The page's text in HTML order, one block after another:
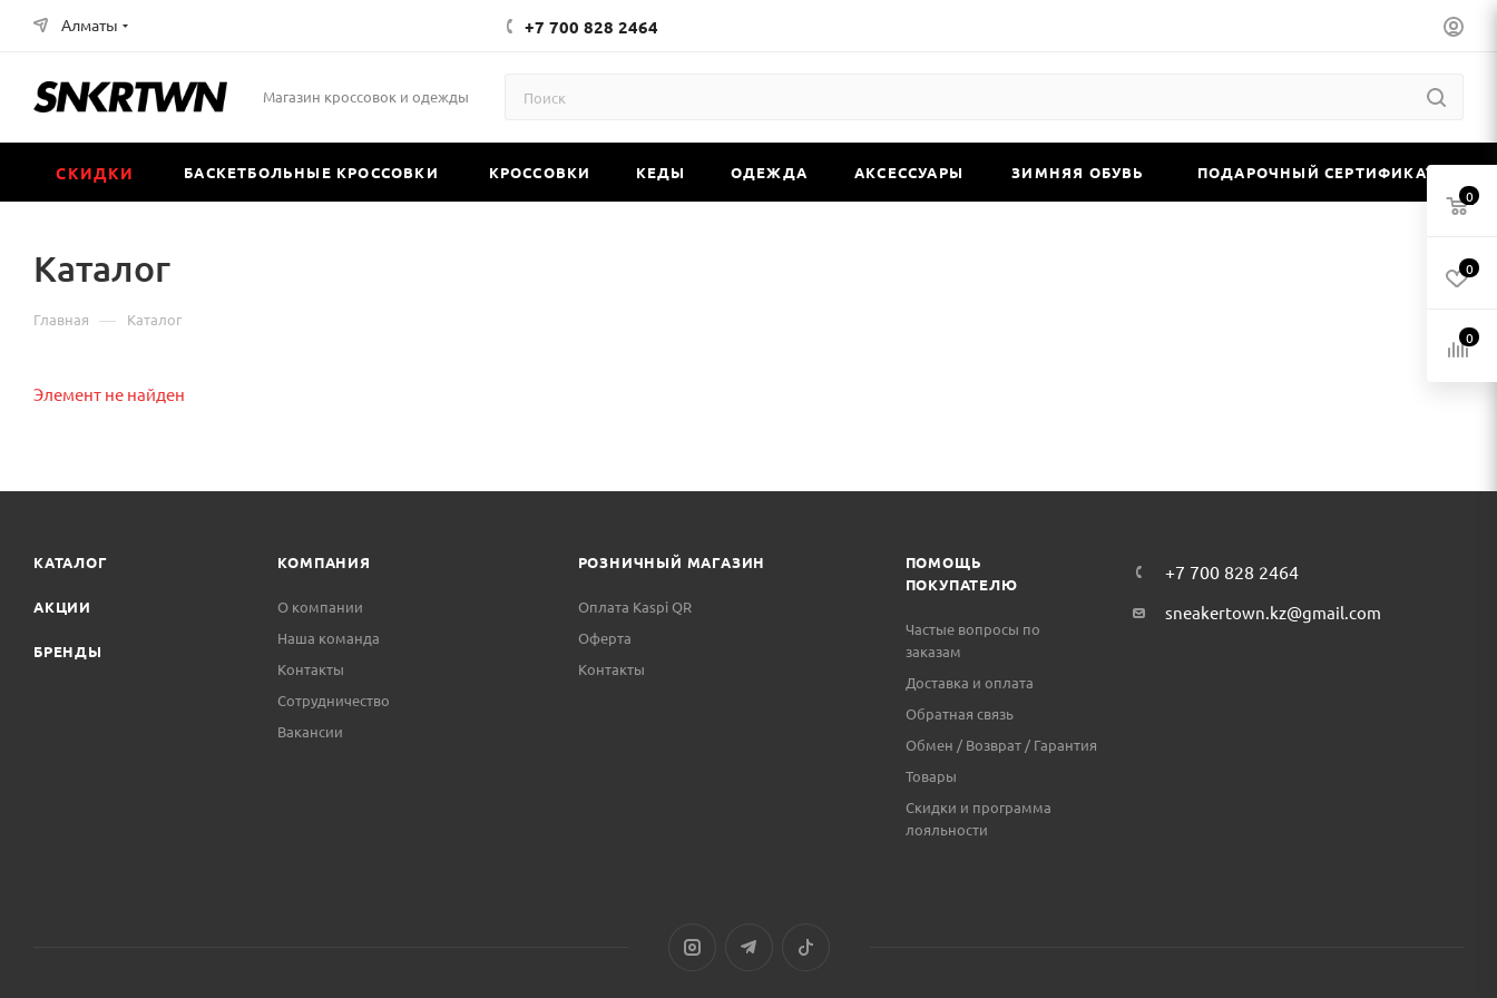
Алматы +7 700 828 2464
Магазин кроссовок и одежды
СКИДКИ БАСКЕТБОЛЬНЫЕ КРОССОВКИ КРОССОВКИ КЕДЫ ОДЕЖДА АКСЕССУАРЫ ЗИМНЯЯ ОБУВЬ ПОДАРОЧНЫЙ СЕРТИФИКАТ
Каталог
Главная — Каталог
Элемент не найден
КАТАЛОГ
АКЦИИ
БРЕНДЫ
КОМПАНИЯ
О компании
Наша команда
Контакты
Сотрудничество
Вакансии
РОЗНИЧНЫЙ МАГАЗИН
Оплата Kaspi QR
Оферта
Контакты
ПОМОЩЬ
ПОКУПАТЕЛЮ
Частые вопросы по
заказам
Доставка и оплата
Обратная связь
Обмен / Возврат / Гарантия
Товары
Скидки и программа
лояльности
+7 700 828 2464
sneakertown.kz@gmail.com
0
0
0